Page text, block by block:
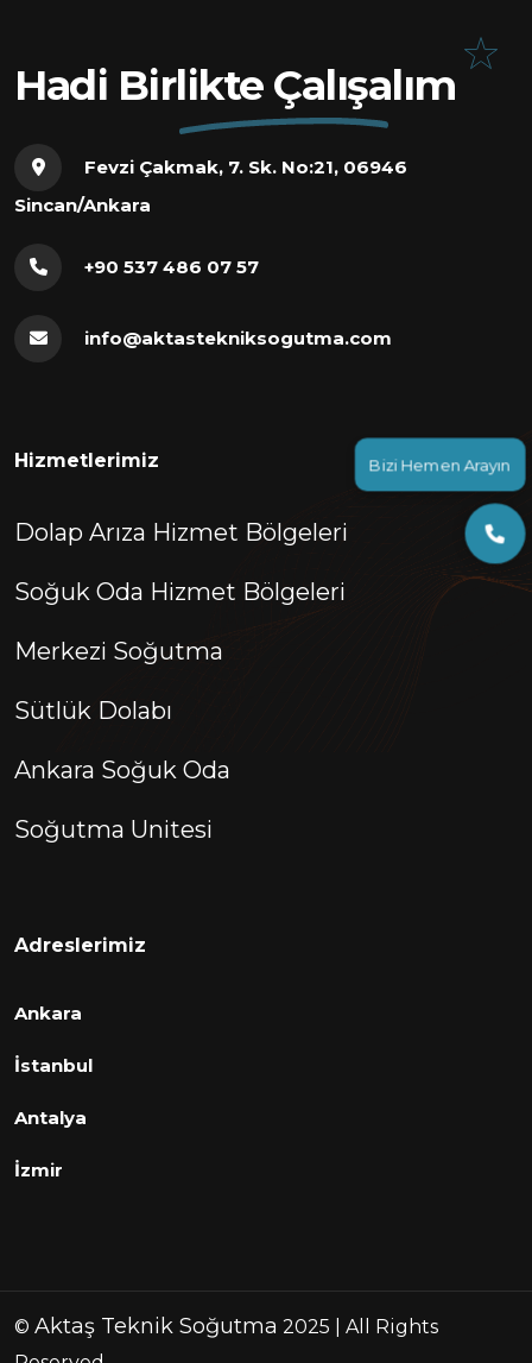
Bizi Hemen Arayın
Hadi Birlikte Çalışalım
Fevzi Çakmak, 7. Sk. No:21, 06946
Sincan/Ankara
+90 537 486 07 57
info@aktastekniksogutma.com
Hizmetlerimiz
Dolap Arıza Hizmet Bölgeleri
Soğuk Oda Hizmet Bölgeleri
Merkezi Soğutma
Sütlük Dolabı
Ankara Soğuk Oda
Soğutma Unitesi
Adreslerimiz
Ankara
İstanbul
Antalya
İzmir
© Aktaş Teknik Soğutma 2025 | All Rights